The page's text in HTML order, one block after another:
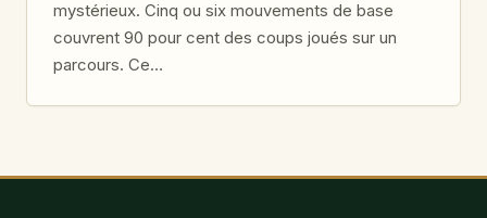
mystérieux. Cinq ou six mouvements de base
couvrent 90 pour cent des coups joués sur un
parcours. Ce…